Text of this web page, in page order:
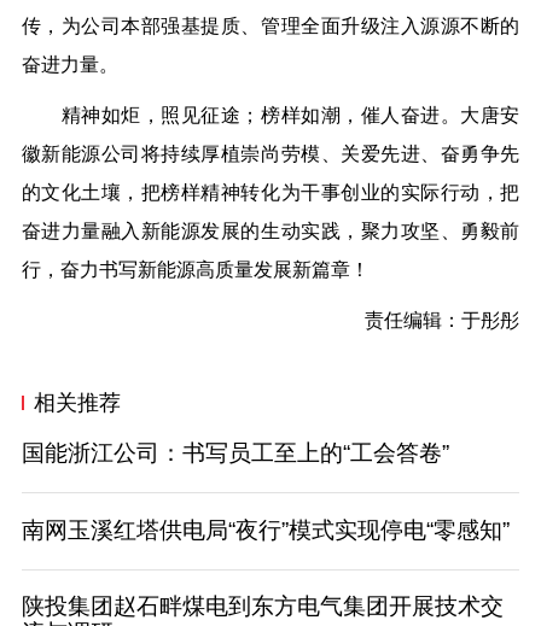
传，为公司本部强基提质、管理全面升级注入源源不断的
奋进力量。
精神如炬，照见征途；榜样如潮，催人奋进。大唐安
徽新能源公司将持续厚植崇尚劳模、关爱先进、奋勇争先
的文化土壤，把榜样精神转化为干事创业的实际行动，把
奋进力量融入新能源发展的生动实践，聚力攻坚、勇毅前
行，奋力书写新能源高质量发展新篇章！
责任编辑：于彤彤
相关推荐
国能浙江公司：书写员工至上的“工会答卷”
南网玉溪红塔供电局“夜行”模式实现停电“零感知”
陕投集团赵石畔煤电到东方电气集团开展技术交